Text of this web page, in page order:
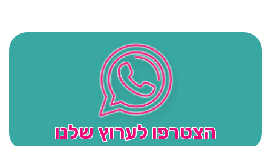
הצטרפו לערוץ שלנו